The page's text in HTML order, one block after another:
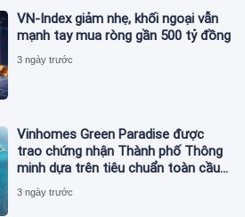
VN-Index giảm nhẹ, khối ngoại vẫn
mạnh tay mua ròng gần 500 tỷ đồng
3 ngày trước
Vinhomes Green Paradise được
trao chứng nhận Thành phố Thông
minh dựa trên tiêu chuẩn toàn cầu
ISO 37122
3 ngày trước